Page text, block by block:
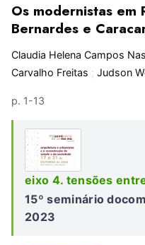
Os modernistas em
Bernardes e
Claudia Helena Campos
Carvalho Freitas ; Judson
p. 1-13
eixo 4. tensões
15º seminário
2023